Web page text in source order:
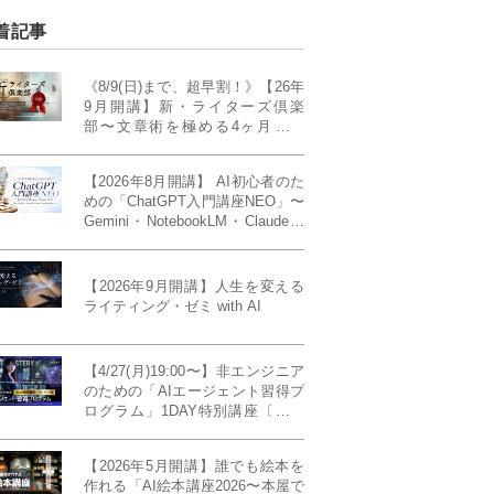
記事
《8/9(日)まで、超早割！》【26年
9月開講】新・ライターズ倶楽
部〜文章術を極める4ヶ月講義
【2026年8月開講】 AI初心者のた
めの「ChatGPT入門講座NEO」〜
Gemini・NotebookLM・Claudeま
座〕
【2026年9月開講】人生を変える
ライティング・ゼミ with AI
【4/27(月)19:00〜】非エンジニア
のための「AIエージェント習得プ
ログラム」1DAY特別講座〔パワ
【2026年5月開講】誰でも絵本を
作れる「AI絵本講座2026〜本屋で